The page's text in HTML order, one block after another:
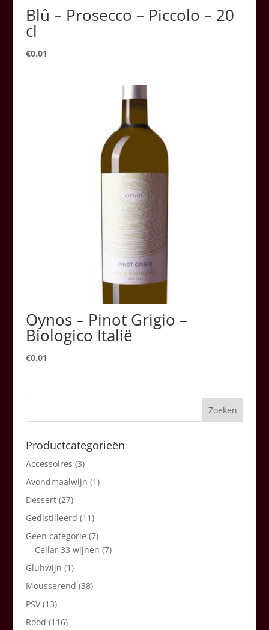
Blû – Prosecco – Piccolo – 20
cl
€0.01
Oynos – Pinot Grigio –
Biologico Italië
€0.01
Productcategorieën
Accessoires (3)
Avondmaalwijn (1)
Dessert (27)
Gedistilleerd (11)
Geen categorie (7)
Cellar 33 wijnen (7)
Gluhwijn (1)
Mousserend (38)
PSV (13)
Rood (116)